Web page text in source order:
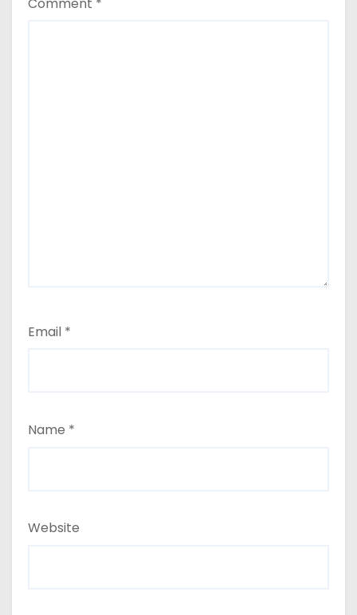
Email *
Name *
Website